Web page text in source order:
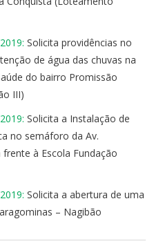
Solicita providências no
de água das chuvas na
do bairro Promissão
III)
Solicita a Instalação de
no semáforo da Av.
à Escola Fundação
Solicita a abertura de uma
– Nagibão